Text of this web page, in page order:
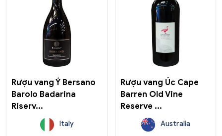
Rượu vang Ý Bersano
Barolo Badarina
Riserv...
Italy
Rượu vang Úc Cape
Barren Old Vine
Reserve ...
Australia